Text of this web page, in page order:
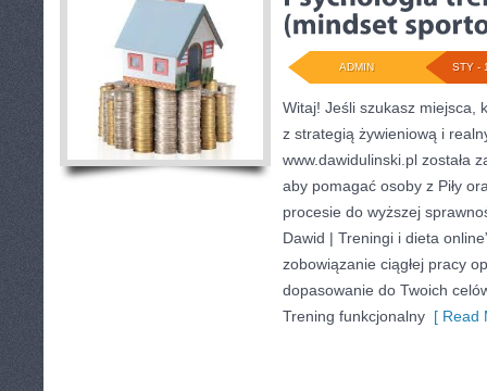
STY -
ADMIN
Witaj! Jeśli szukasz miejsca,
z strategią żywieniową i
www.dawidulinski.pl została
aby pomagać osoby z Piły
procesie do wyższej
Dawid | Treningi i dieta
zobowiązanie ciągłej pracy
dopasowanie do Twoich
Trening funkcjonalny [ Read